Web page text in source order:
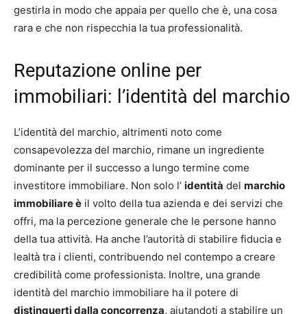
gestirla in modo che appaia per quello che è, una cosa
rara e che non rispecchia la tua professionalità.
Reputazione online per
immobiliari: l’identità del marchio
L’identità del marchio, altrimenti noto come
consapevolezza del marchio, rimane un ingrediente
dominante per il successo a lungo termine come
investitore immobiliare. Non solo l’ identità del marchio
immobiliare è il volto della tua azienda e dei servizi che
offri, ma la percezione generale che le persone hanno
della tua attività. Ha anche l’autorità di stabilire fiducia e
lealtà tra i clienti, contribuendo nel contempo a creare
credibilità come professionista. Inoltre, una grande
identità del marchio immobiliare ha il potere di
distinguerti dalla concorrenza, aiutandoti a stabilire un